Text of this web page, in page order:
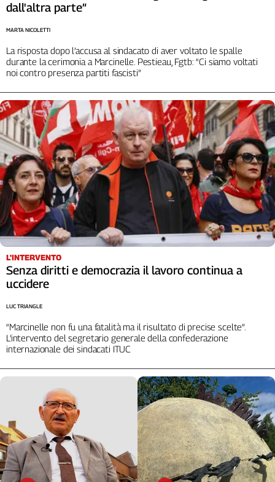
Liguria
Marche
Piemonte
Puglia
Sicilia
Toscana
Trentino
Umbria
Valle
D'Aosta
Veneto
Archivio
Storico
1955-
2014
Contatti
Newsletter
Social
dall'altra parte”
La risposta dopo l’accusa al sindacato di aver voltato le spalle
durante la cerimonia a Marcinelle. Pestieau, Fgtb: “Ci siamo voltati
noi contro presenza partiti fascisti”
MARTA NICOLETTI
L'INTERVENTO
Senza diritti e democrazia il lavoro continua a
uccidere
“Marcinelle non fu una fatalità ma il risultato di precise scelte”.
L’intervento del segretario generale della confederazione
internazionale dei sindacati ITUC
LUC TRIANGLE